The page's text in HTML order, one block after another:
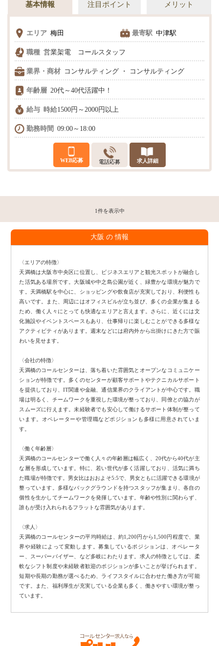
基本情報 注目ポイント メリット
エリア 梅田 最寄駅 中津駅
職種 営業架電 コールスタッフ
業界・商材 コンサルティング ・ コンサルティング
年齢層 20代～40代活躍中！
給与 時給1500円～2000円以上
勤務時間 09:00～18:00
WEB応募 電話応募 求人詳細
1件を表示中
大阪 の 情報
〈エリアの特徴〉
天満橋は大阪市中央区に位置し、ビジネスエリアと観光スポットが融合し
た活気ある場所です。大阪城や中之島公園が近く、緑豊かな環境が魅力で
す。天満橋駅を中心に、ショッピングや飲食店が充実しており、利便性も
高いです。また、周辺にはオフィスビルが立ち並び、多くの企業が集まる
ため、働く人々にとっても快適なエリアと言えます。さらに、近くには文
化施設やイベントスペースもあり、仕事帰りに楽しむことができる多様な
アクティビティがあります。週末などには府内外から出掛けにきた方で賑
わいを見せます。
〈会社の特徴〉
天満橋のコールセンターは、落ち着いた雰囲気とオープンなコミュニケー
ションが特徴です。多くのセンターが顧客サポートやテクニカルサポート
を提供しており、IT関連や金融、通信業界のクライアントが中心です。職
場は明るく、チームワークを重視した環境が整っており、同僚との協力が
スムーズに行えます。未経験者でも安心して働けるサポート体制が整って
います。オペレーターや管理職などポジションも多様に用意されていま
す。
〈働く年齢層〉
天満橋のコールセンターで働く人々の年齢層は幅広く、20代から40代が主
な層を形成しています。特に、若い世代が多く活躍しており、活気に満ち
た職場が特徴です。男女比はおおよそ5:5で、男女ともに活躍できる環境が
整っています。多様なバックグラウンドを持つスタッフが集まり、各自の
個性を生かしてチームワークを発揮しています。年齢や性別に関わらず、
誰もが受け入れられるフラットな雰囲気があります。
〈求人〉
天満橋のコールセンターの平均時給は、約1,200円から1,500円程度で、業
界や経験によって変動します。募集しているポジションは、オペレータ
ー、スーパーバイザー、など多岐にわたります。求人の特徴としては、柔
軟なシフト制度や未経験者歓迎のポジションが多いことが挙げられます。
短期や長期の勤務が選べるため、ライフスタイルに合わせた働き方が可能
です。また、福利厚生が充実している企業も多く、働きやすい環境が整っ
ています。